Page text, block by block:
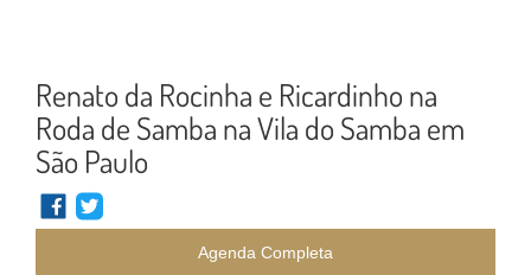
Renato da Rocinha e Ricardinho na
Roda de Samba na Vila do Samba em
São Paulo
Agenda Completa